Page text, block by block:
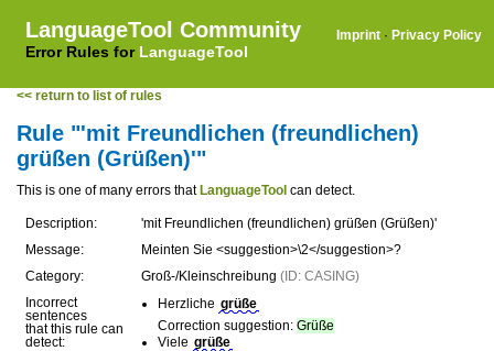
LanguageTool Community
Error Rules for LanguageTool
Imprint · Privacy Policy
<< return to list of rules
Rule "'mit Freundlichen (freundlichen)
grüßen (Grüßen)'"
This is one of many errors that LanguageTool can detect.
Description:
'mit Freundlichen (freundlichen) grüßen (Grüßen)'
Message:
Meinten Sie <suggestion>\2</suggestion>?
Category:
Groß-/Kleinschreibung (ID: CASING)
Incorrect
sentences
that this rule can
detect:
Herzliche grüße
Correction suggestion: Grüße
Viele grüße